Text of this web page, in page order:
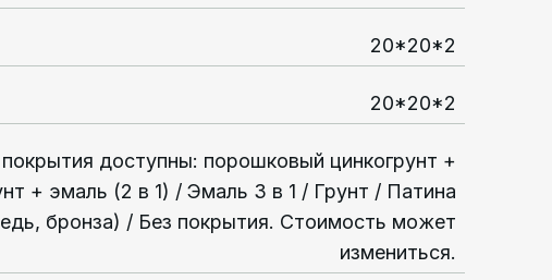
20*20*2
20*20*2
доступны: порошковый цинкогрунт +
+ эмаль (2 в 1) / Эмаль 3 в 1 / Грунт / Патина
бронза) / Без покрытия. Стоимость может
измениться.